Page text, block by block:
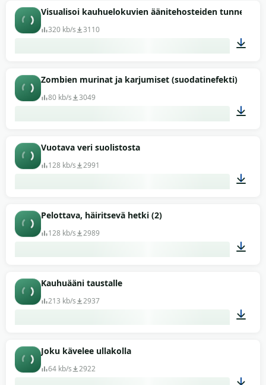
00:02
Visualisoi kauhuelokuvien äänitehosteiden tunnelmaa
320 kb/s 3110
00:11
Zombien murinat ja karjumiset (suodatinefekti)
80 kb/s 3049
Vuotava veri suolistosta
128 kb/s 2991
Pelottava, häiritsevä hetki (2)
128 kb/s 2989
Kauhuääni taustalle
213 kb/s 2937
Joku kävelee ullakolla
64 kb/s 2922